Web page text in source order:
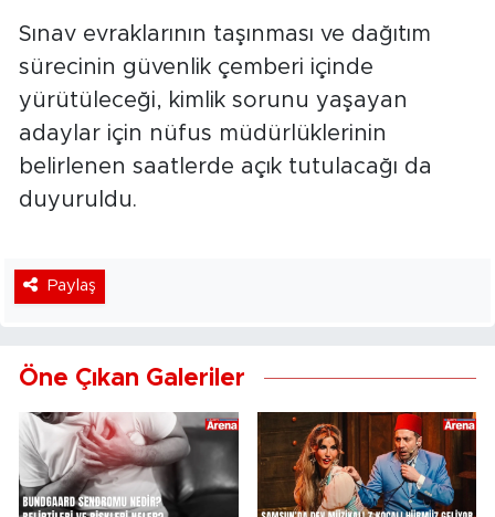
Sınav evraklarının taşınması ve dağıtım
sürecinin güvenlik çemberi içinde
yürütüleceği, kimlik sorunu yaşayan
adaylar için nüfus müdürlüklerinin
belirlenen saatlerde açık tutulacağı da
duyuruldu.
Paylaş
Öne Çıkan Galeriler